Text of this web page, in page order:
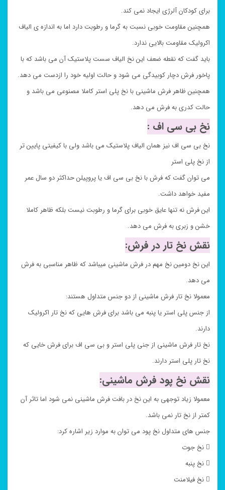
برای کودکان آلرژی ایجاد نمی کند.
همچنین مقاومت خوبی نسبت به گرما و رطوبت دارد اما به اندازه ی الیاف
اکرولیک مقاومت بالایی ندارد.
باید گفت که نقطه ضعف این نخ الیاف سست پلاستیک آن می باشد که با
پاخور فرش دچار کوبیدگی می شود و حالت اولیه خود را ازدست می دهد.
همچنین ظاهر فرش ماشینی با نخ پلی استر کاملا مصنوعی می باشد و
حالت کدری به فرش می دهد.
نخ بی سی اف :
نخ بی سی اف نیز همان الیاف پلاستیک می باشد ولی با کیفیتی پایین تر
از نخ پلی استر
می توان گفت که فرش با نخ بی سی اف یا پروپیلن حداکثر دو سال عمر
مفید خواهد داشت.
این فرش نه تنها عایق خوبی برای گرما و رطوبت نیست بلکه ظاهر کاملا
خشن و زبری به فرش می دهد.
نقش نخ تار در فرش:
این نخ دومین نخ مهم در فرش ماشینی میباشد که ظاهر مناسبی به فرش
می دهد.
معمولا نخ تار فرش ماشینی از دو جنس متداول هستند:
از جنس پلی استر یا پنبه می باشد برای فرش هایی که نخ تار اکرولیک
دارند.
نخ تار فرش ماشینی از جنی پلی استر و بی سی اف برای فرش خایی که
نخ تار پلی استر دارند.
نقش نخ پود فرش ماشینی:
معمولا زیاد توجهی به این نخ در بافت فرش ماشینی نمی شود اما تاثر آن
کمتر از نخ تار نمی باشد.
جنس های متداول نخ پود می توان به موارد زیر اشاره کرد:
 نخ جوت
 نخ پنبه
 نخ فیلامنت